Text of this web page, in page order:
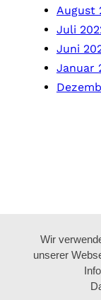
August
Juli
Juni
Januar
Wir
unserer